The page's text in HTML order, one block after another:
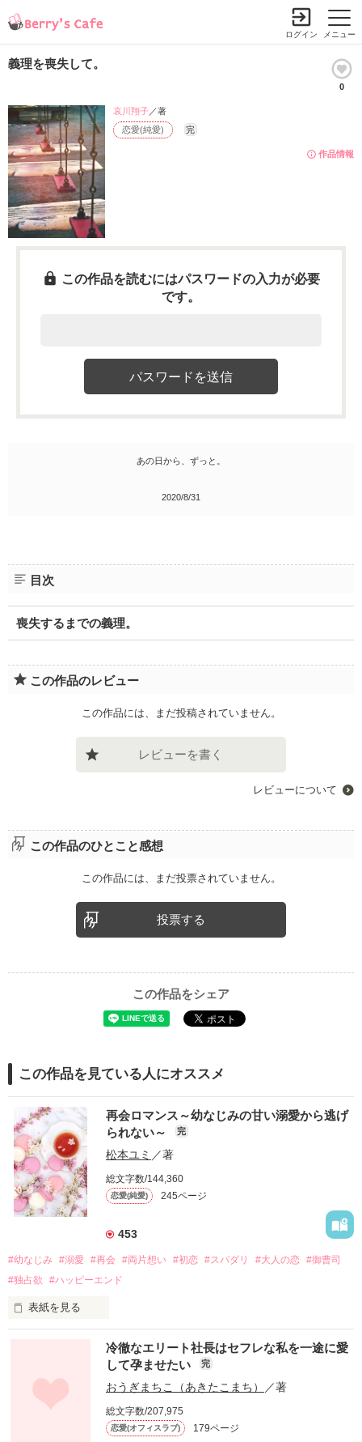
メニュー
ログイン
義理を喪失して。
0
作品情報
恋愛(純愛) 完
哀川翔子／著
この作品を読むにはパスワードの入力が必要
です。
あの日から、ずっと。
2020/8/31
目次
喪失するまでの義理。
この作品のレビュー
この作品には、まだ投稿されていません。
レビューを書く
レビューについて
この作品のひとこと感想
この作品には、まだ投票されていません。
投票する
この作品をシェア
この作品を見ている人にオススメ
再会ロマンス～幼なじみの甘い溺愛から逃げ
られない～
完
松本ユミ ／著
総文字数/144,360
恋愛(純愛) 245ページ
453
#幼なじみ #溺愛 #再会 #両片想い #初恋 #スパダリ #大人の恋 #御曹司
#独占欲
#ハッピーエンド
表紙を見る
幼なじみの哲平に淡い恋心を抱いていた美桜。
しかし、ある出来事をきっかけに二人の関係は壊れてしまう。
関係修復もできないまま、美桜は両親の離婚によって
引っ越すことになり、哲平とも離れ離れになった。
冷徹なエリート社長はセフレな私を一途に愛
して孕ませたい
完
おうぎまちこ（あきたこまち） ／著
総文字数/207,975
恋愛(オフィスラブ) 179ページ